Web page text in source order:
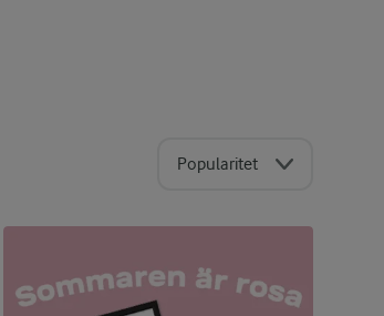
Popularitet